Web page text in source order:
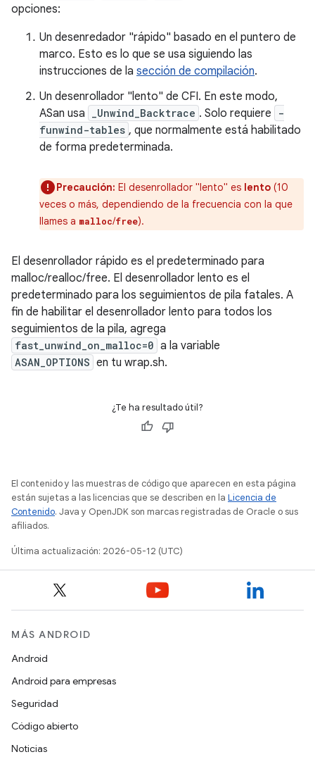
opciones:
Un desenredador "rápido" basado en el puntero de
marco. Esto es lo que se usa siguiendo las
instrucciones de la sección de compilación.
Un desenrollador "lento" de CFI. En este modo,
ASan usa
_Unwind_Backtrace . Solo requiere
-
funwind-tables , que normalmente está habilitado
de forma predeterminada.
Precaución: El desenrollador "lento" es lento (10
veces o más, dependiendo de la frecuencia con la que
llames a malloc/free).
El desenrollador rápido es el predeterminado para
malloc/realloc/free. El desenrollador lento es el
predeterminado para los seguimientos de pila fatales. A
fin de habilitar el desenrollador lento para todos los
seguimientos de la pila, agrega
fast_unwind_on_malloc=0 a la variable
ASAN_OPTIONS en tu wrap.sh.
¿Te ha resultado útil?
El contenido y las muestras de código que aparecen en esta página
están sujetas a las licencias que se describen en la Licencia de
Contenido. Java y OpenJDK son marcas registradas de Oracle o sus
afiliados.
Última actualización: 2026-05-12 (UTC)
MÁS ANDROID
Android
Android para empresas
Seguridad
Código abierto
Noticias